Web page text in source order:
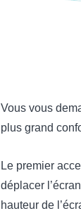
Vous vous
plus grand
Le premier
déplacer
hauteur de